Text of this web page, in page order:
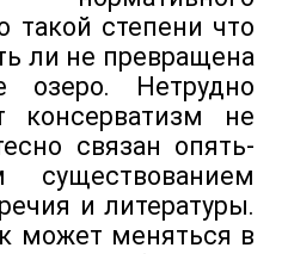
такой степени что
ли не превращена
озеро. Нетрудно
консерватизм не
связан опять-
и литературы.
может меняться в